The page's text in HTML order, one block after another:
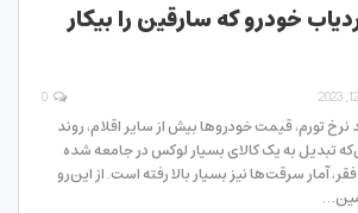
خودرو که سارقین را بیکار
تورم، قیمت خودروها بیش از سایر اقلام، روند
تبدیل به یک کالای بسیار لوکس در جامعه شده
آمار سرقت‌ها نیز بسیار بالا رفته است. از این‌رو